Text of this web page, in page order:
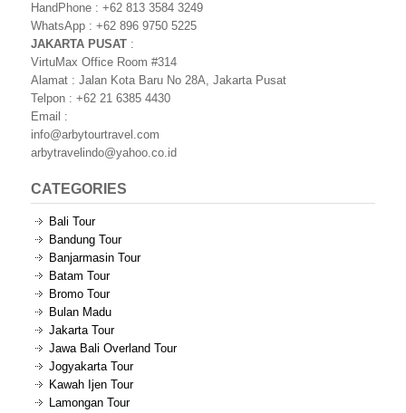
HandPhone : +62 813 3584 3249
WhatsApp : +62 896 9750 5225
JAKARTA PUSAT :
VirtuMax Office Room #314
Alamat : Jalan Kota Baru No 28A, Jakarta Pusat
Telpon : +62 21 6385 4430
Email :
info@arbytourtravel.com
arbytravelindo@yahoo.co.id
CATEGORIES
Bali Tour
Bandung Tour
Banjarmasin Tour
Batam Tour
Bromo Tour
Bulan Madu
Jakarta Tour
Jawa Bali Overland Tour
Jogyakarta Tour
Kawah Ijen Tour
Lamongan Tour